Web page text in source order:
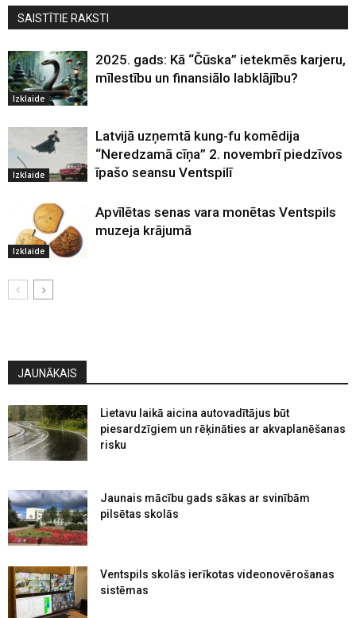
SAISTĪTIE RAKSTI
Izklaide
2025. gads: Kā “Čūska” ietekmēs karjeru,
mīlestību un finansiālo labklājību?
Izklaide
Latvijā uzņemtā kung-fu komēdija
“Neredzamā cīņa” 2. novembrī piedzīvos
īpašo seansu Ventspilī
Izklaide
Apvīlētas senas vara monētas Ventspils
muzeja krājumā
JAUNĀKAIS
Lietavu laikā aicina autovadītājus būt
piesardzīgiem un rēķināties ar akvaplanēšanas
risku
Jaunais mācību gads sākas ar svinībām
pilsētas skolās
Ventspils skolās ierīkotas videonovērošanas
sistēmas